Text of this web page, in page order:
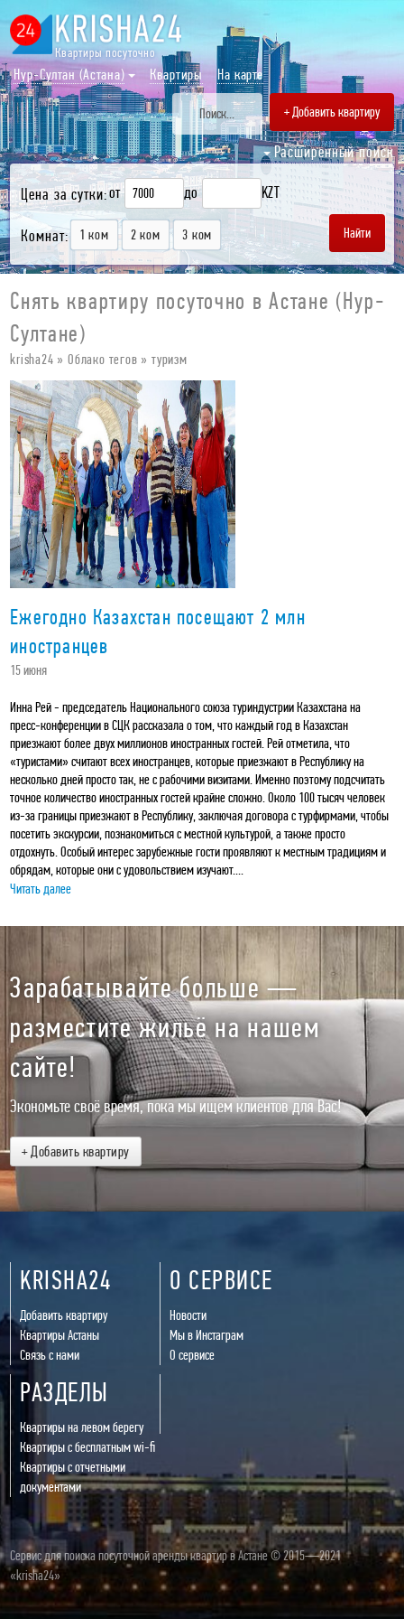
Квартиры посуточно
Нур-Султан (Астана) Квартиры На карте
+ Добавить квартиру
Расширенный поиск
Цена за сутки:от до KZT
Комнат: 1 ком 2 ком 3 ком
Снять квартиру посуточно в Астане (Нур-
Султане)
krisha24 »Облако тегов » туризм
Ежегодно Казахстан посещают 2 млн
иностранцев
15 июня
Инна Рей - председатель Национального союза туриндустрии Казахстана на
пресс-конференции в СЦК рассказала о том, что каждый год в Казахстан
приезжают более двух миллионов иностранных гостей. Рей отметила, что
«туристами» считают всех иностранцев, которые приезжают в Республику на
несколько дней просто так, не с рабочими визитами. Именно поэтому подсчитать
точное количество иностранных гостей крайне сложно. Около 100 тысяч человек
из-за границы приезжают в Республику, заключая договора с турфирмами, чтобы
посетить экскурсии, познакомиться с местной культурой, а также просто
отдохнуть. Особый интерес зарубежные гости проявляют к местным традициям и
обрядам, которые они с удовольствием изучают....
Читать далее
Зарабатывайте больше —
разместите жильё на нашем
сайте!
Экономьте своё время, пока мы ищем клиентов для Вас!
+ Добавить квартиру
KRISHA24
Добавить квартиру
Квартиры Астаны
Связь с нами
О СЕРВИСЕ
Новости
Мы в Инстаграм
О сервисе
РАЗДЕЛЫ
Квартиры на левом берегу
Квартиры с бесплатным wi-fi
Квартиры с отчетными
документами
Сервис для поиска посуточной аренды квартир в Астане © 2015—2021
«krisha24»